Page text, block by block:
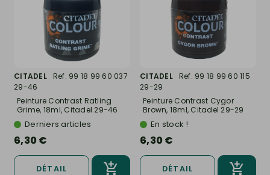
CITADEL
Ref. 99 18 99 60 037
29-46
Peinture Contrast Ratling
Grime, 18ml, Citadel 29-46
Derniers articles
6,30 €
DÉTAIL
CITADEL
Ref. 99 18 99 60 115
29-29
Peinture Contrast Cygor
Brown, 18ml, Citadel 29-29
En stock !
6,30 €
DÉTAIL